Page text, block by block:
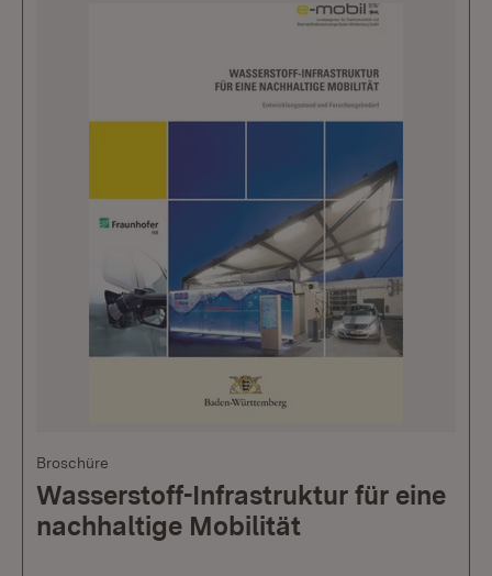
Broschüre
Wasserstoff-Infrastruktur für eine
nachhaltige Mobilität